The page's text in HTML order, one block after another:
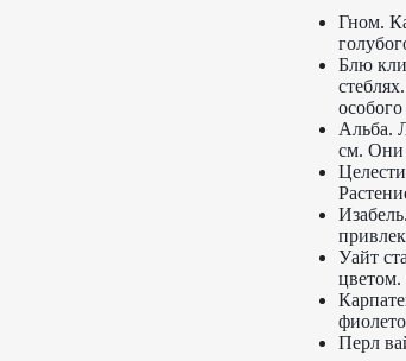
Гном.
Блю
особого
Альба.
см. Они
Уайт
цветом.
Перл